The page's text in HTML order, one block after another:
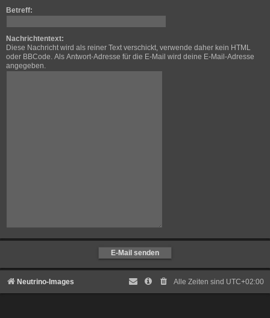
Betreff:
Nachrichtentext:
Diese Nachricht wird als reiner Text verschickt, verwende daher kein HTML
oder BBCode. Als Antwort-Adresse für die E-Mail wird deine E-Mail-Adresse
angegeben.
Neutrino-Images Alle Zeiten sind UTC+02:00